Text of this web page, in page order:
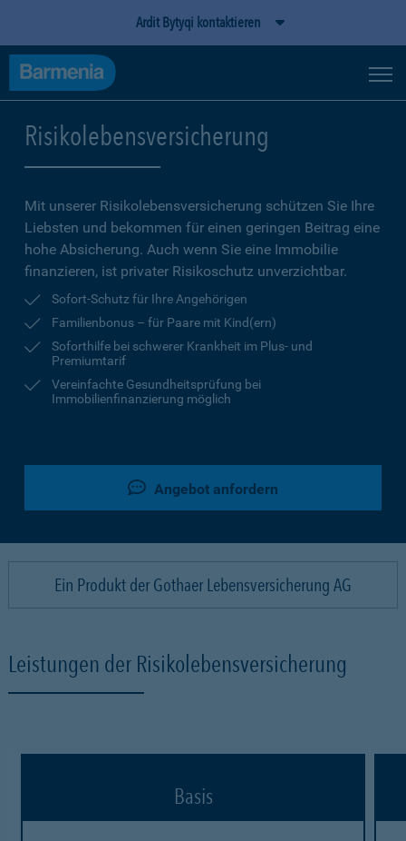
Ardit Bytyqi kontaktieren
Risikolebensversicherung
Mit unserer Risikolebensversicherung schützen Sie Ihre
Liebsten und bekommen für einen geringen Beitrag eine
hohe Ab­sicherung. Auch wenn Sie eine Immobilie
finanzieren, ist privater Risikoschutz unverzichtbar.
Sofort-Schutz für Ihre Angehörigen
Familienbonus – für Paare mit Kind(ern)
Soforthilfe bei schwerer Krankheit im Plus- und
Premiumtarif
Vereinfachte Gesundheitsprüfung bei
Immobilienfinanzierung möglich
Angebot anfordern
Ein Produkt der Gothaer Lebensversicherung AG
Leistungen der Risikolebensversicherung
Basis